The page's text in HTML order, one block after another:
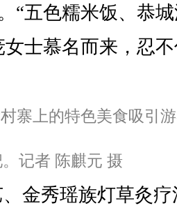
“五色糯米饭、恭
女士慕名而来，忍
寨上的特色美食吸引
记者 陈麒元 摄
金秀瑶族灯草灸